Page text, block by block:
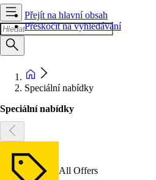
Přejít na hlavní obsah
Přeskočit na vyhledávání
Speciální nabídky
Speciální nabídky
All Offers